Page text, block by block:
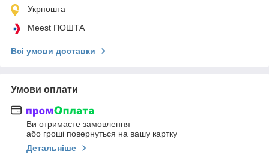
Укрпошта
Meest ПОШТА
Всі умови доставки
Умови оплати
Ви отримаєте замовлення
або гроші повернуться на вашу картку
Детальніше